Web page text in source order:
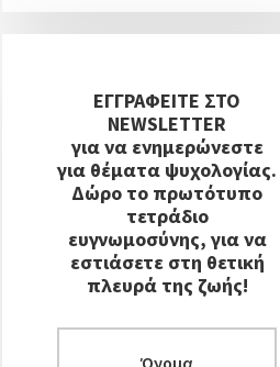
ΕΓΓΡΑΦΕΙΤΕ ΣΤΟ
NEWSLETTER
για να ενημερώνεστε
για θέματα ψυχολογίας.
Δώρο το πρωτότυπο
τετράδιο
ευγνωμοσύνης, για να
εστιάσετε στη θετική
πλευρά της ζωής!